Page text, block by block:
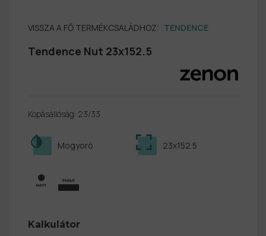
VISSZA A FŐ TERMÉKCSALÁDHOZ: TENDENCE
Tendence Nut 23x152.5
Kopásállóság: 23/33
23x152.5
Mogyoró
Kalkulátor